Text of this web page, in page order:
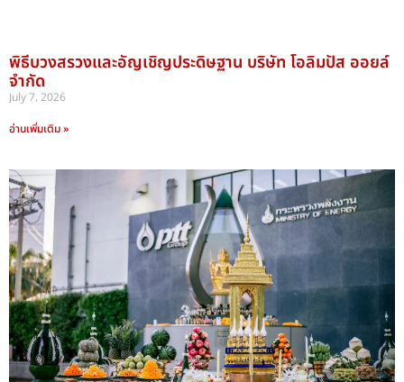
พิธีบวงสรวงและอัญเชิญประดิษฐาน บริษัท โอลิมปัส ออยล์
จำกัด
July 7, 2026
อ่านเพิ่มเติม »